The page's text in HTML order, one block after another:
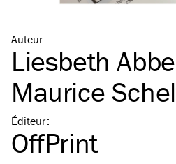
Auteur:
Liesbeth
Maurice
Éditeur:
OffPrint